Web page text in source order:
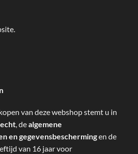
van deze webshop stemt u in
, dealgemene
en gegevensbeschermingen de
van 16 jaar voor